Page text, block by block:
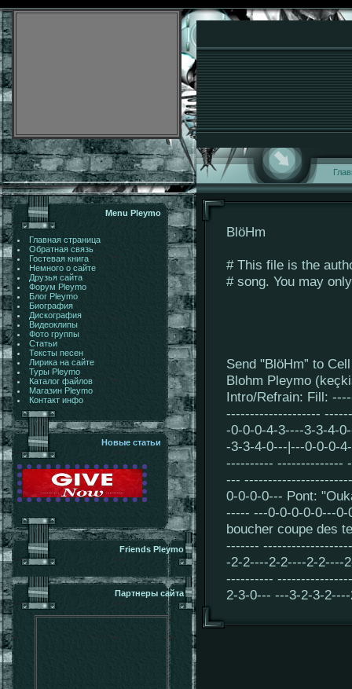
Menu Pleymo
Главная страница
Обратная связь
Гостевая книга
Немного о сайте
Друзья сайта
Форум Pleymo
Блог Pleymo
Биография
Дискография
Видеоклипы
Фото группы
Статьи
Тексты песен
Лирика на сайте
Туры Pleymo
Каталог файлов
Магазин Pleymo
Контакт инфо
Новые статьи
Friends Pleymo
Партнеры сайта
BlöHm
# This file is the
# song. You may
Send "BlöHm” to
Blohm Pleymo
Intro/Refrain: Fill:
--------------------
-0-0-0-4-3----3-3-4-
-3-3-4-0---|---0-0-0-
---------- --------------
---
0-0-0-0--- Pont:
----- ---0-0-0-0-0---
boucher coupe des
-------
-2-2----2-2----2-2----
----------
2-3-0--- ---3-2-3-